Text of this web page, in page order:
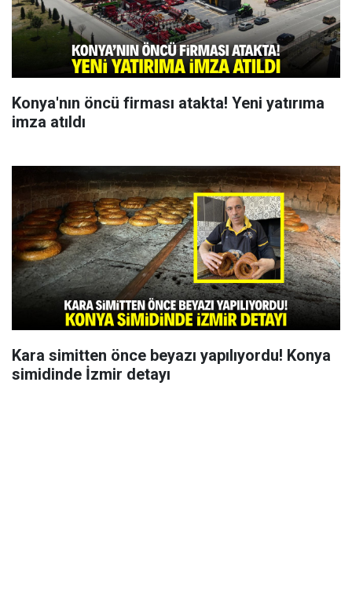
Konya'nın öncü firması atakta! Yeni yatırıma
imza atıldı
Kara simitten önce beyazı yapılıyordu! Konya
simidinde İzmir detayı